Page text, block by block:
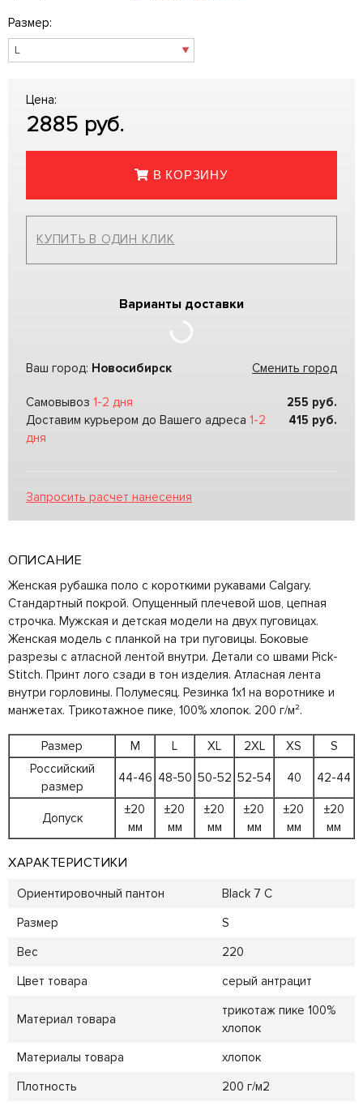
Размер:
Цена:
2885 руб.
В КОРЗИНУ
КУПИТЬ В ОДИН КЛИК
Варианты доставки
Ваш город: Новосибирск Сменить город
Самовывоз 1-2 дня 255 руб.
Доставим курьером до Вашего адреса 1-2
дня
415 руб.
Запросить расчет нанесения
ОПИСАНИЕ
Женская рубашка поло с короткими рукавами Calgary.
Стандартный покрой. Опущенный плечевой шов, цепная
строчка. Мужская и детская модели на двух пуговицах.
Женская модель с планкой на три пуговицы. Боковые
разрезы с атласной лентой внутри. Детали со швами Pick-
Stitch. Принт лого сзади в тон изделия. Атласная лента
внутри горловины. Полумесяц. Резинка 1х1 на воротнике и
манжетах. Трикотажное пике, 100% хлопок. 200 г/м².
Размер M L XL 2XL XS
S
Российский
размер
44-46 48-50 50-52 52-54 40 42-44
Допуск
±20
мм
±20
мм
±20
мм
±20
мм
±20
мм
±20
мм
ХАРАКТЕРИСТИКИ
Ориентировочный пантон
Black 7 C
Размер
S
Вес
220
Цвет товара
серый антрацит
Материал товара
трикотаж пике 100%
хлопок
Материалы товара
хлопок
Плотность
200 г/м2